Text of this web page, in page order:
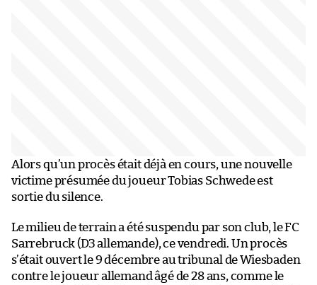
Alors qu’un procès était déjà en cours, une nouvelle
victime présumée du joueur Tobias Schwede est
sortie du silence.
Le milieu de terrain a été suspendu par son club, le FC
Sarrebruck (D3 allemande), ce vendredi. Un procès
s’était ouvert le 9 décembre au tribunal de Wiesbaden
contre le joueur allemand âgé de 28 ans, comme le